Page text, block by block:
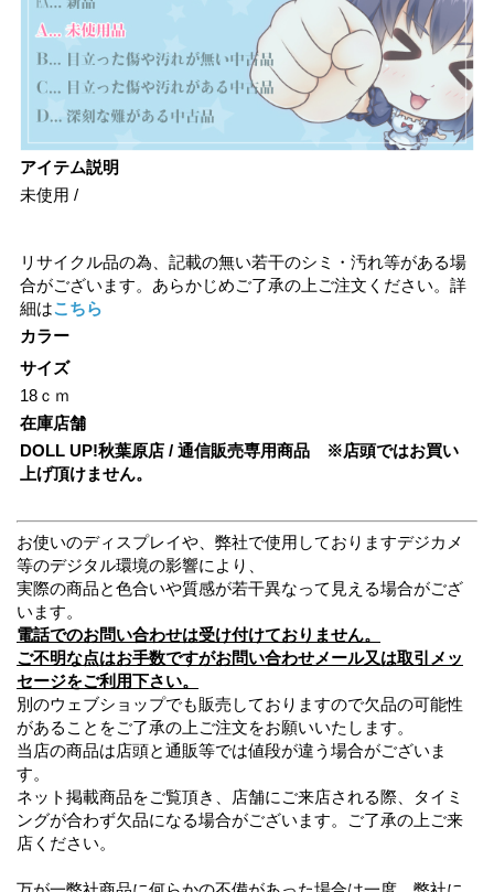
アイテム説明
未使用 /
リサイクル品の為、記載の無い若干のシミ・汚れ等がある場
合がございます。あらかじめご了承の上ご注文ください。詳
細はこちら
カラー
サイズ
18ｃｍ
在庫店舗
DOLL UP!秋葉原店 / 通信販売専用商品 ※店頭ではお買い
上げ頂けません。
お使いのディスプレイや、弊社で使用しておりますデジカメ
等のデジタル環境の影響により、
実際の商品と色合いや質感が若干異なって見える場合がござ
います。
電話でのお問い合わせは受け付けておりません。
ご不明な点はお手数ですがお問い合わせメール又は取引メッ
セージをご利用下さい。
別のウェブショップでも販売しておりますので欠品の可能性
があることをご了承の上ご注文をお願いいたします。
当店の商品は店頭と通販等では値段が違う場合がございま
す。
ネット掲載商品をご覧頂き、店舗にご来店される際、タイミ
ングが合わず欠品になる場合がございます。ご了承の上ご来
店ください。